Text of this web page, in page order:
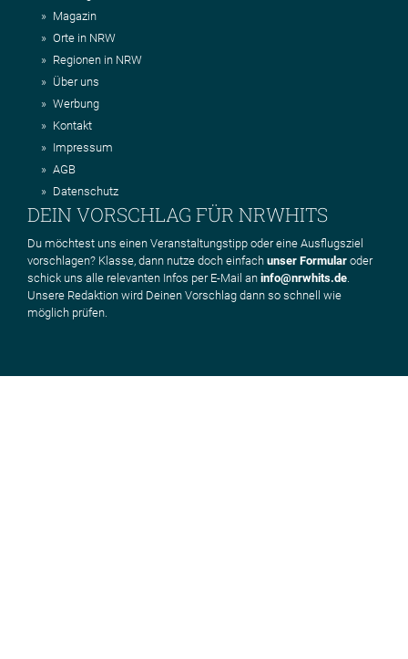
Magazin
Orte in NRW
Regionen in NRW
Über uns
Werbung
Kontakt
Impressum
AGB
Datenschutz
DEIN VORSCHLAG FÜR NRWHITS
Du möchtest uns einen Veranstaltungstipp oder eine Ausflugsziel
vorschlagen? Klasse, dann nutze doch einfach unser Formular oder
schick uns alle relevanten Infos per E-Mail an info@nrwhits.de
Unsere Redaktion wird Deinen Vorschlag dann so schnell wie
möglich prüfen.